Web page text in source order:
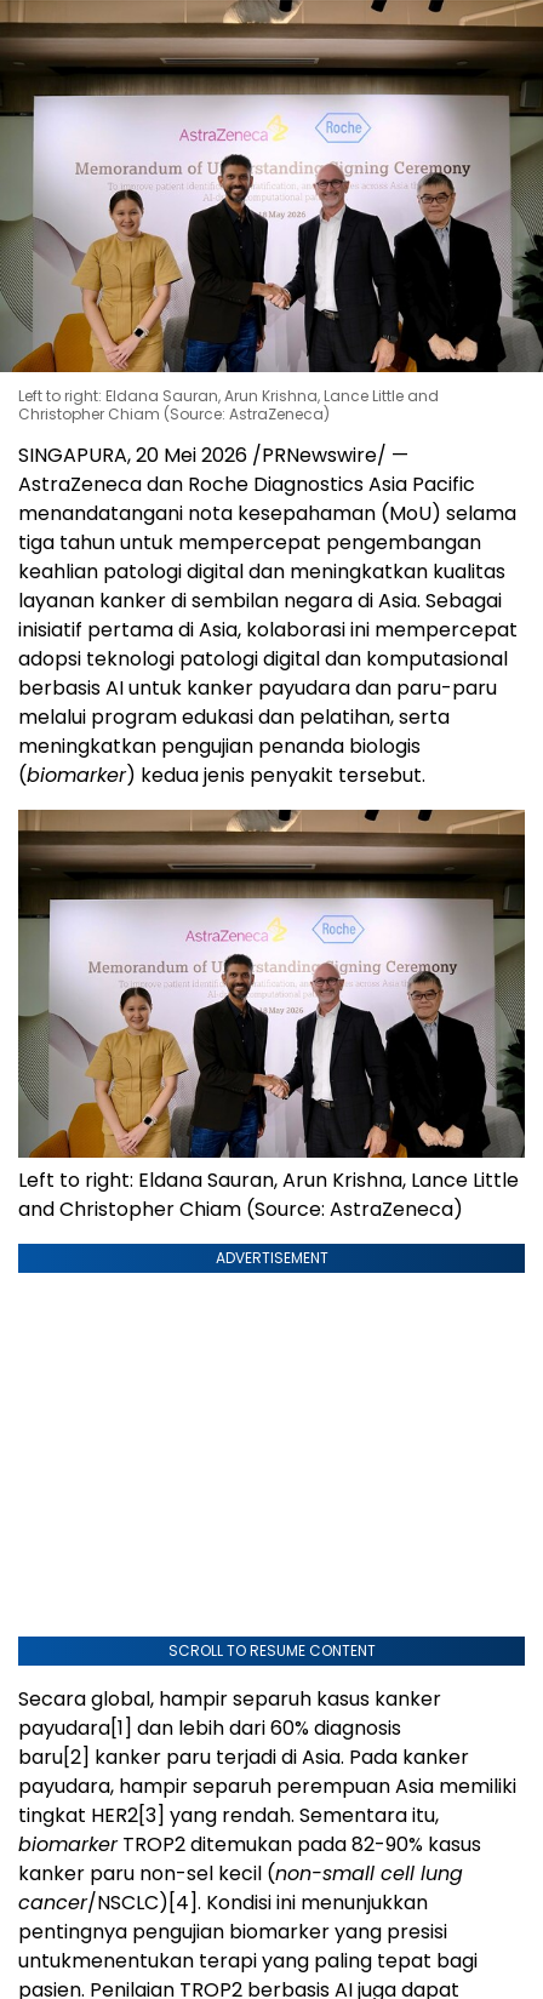
Left to right: Eldana Sauran, Arun Krishna, Lance Little and
Christopher Chiam (Source: AstraZeneca)
SINGAPURA,20 Mei 2026 /PRNewswire/ —
AstraZeneca dan Roche Diagnostics Asia Pacific
menandatangani nota kesepahaman (MoU) selama
tiga tahun untuk mempercepat pengembangan
keahlian patologi digital dan meningkatkan kualitas
layanan kanker di sembilan negara di Asia. Sebagai
inisiatif pertama di Asia, kolaborasi ini mempercepat
adopsi teknologi patologi digital dan komputasional
berbasis AI untuk kanker payudara dan paru-paru
melalui program edukasi dan pelatihan, serta
meningkatkan pengujian penanda biologis
(biomarker) kedua jenis penyakit tersebut.
Left to right: Eldana Sauran, Arun Krishna, Lance Little
and Christopher Chiam (Source: AstraZeneca)
ADVERTISEMENT
SCROLL TO RESUME CONTENT
Secara global, hampir separuh kasus kanker
payudara[1] dan lebih dari 60% diagnosis
baru[2] kanker paru terjadi di Asia. Pada kanker
payudara, hampir separuh perempuan Asia memiliki
tingkat HER2[3] yang rendah. Sementara itu,
biomarkerTROP2 ditemukan pada 82-90% kasus
kanker paru non-sel kecil (non-small cell lung
cancer/NSCLC)[4]. Kondisi ini menunjukkan
pentingnya pengujian biomarker yang presisi
untukmenentukan terapi yang paling tepat bagi
pasien. Penilaian TROP2 berbasis AI juga dapat